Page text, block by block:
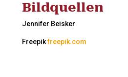
Bildquellen
Jennifer Beisker
Freepikfreepik.com